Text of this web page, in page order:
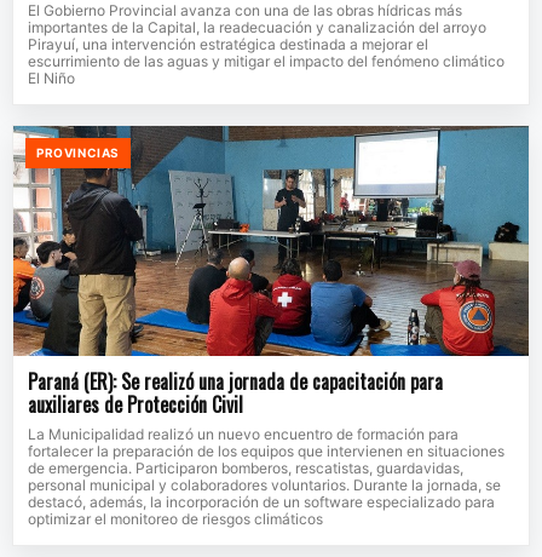
El Gobierno Provincial avanza con una de las obras hídricas más
importantes de la Capital, la readecuación y canalización del arroyo
Pirayuí, una intervención estratégica destinada a mejorar el
escurrimiento de las aguas y mitigar el impacto del fenómeno climático
El Niño
PROVINCIAS
Paraná (ER): Se realizó una jornada de capacitación para
auxiliares de Protección Civil
La Municipalidad realizó un nuevo encuentro de formación para
fortalecer la preparación de los equipos que intervienen en situaciones
de emergencia. Participaron bomberos, rescatistas, guardavidas,
personal municipal y colaboradores voluntarios. Durante la jornada, se
destacó, además, la incorporación de un software especializado para
optimizar el monitoreo de riesgos climáticos